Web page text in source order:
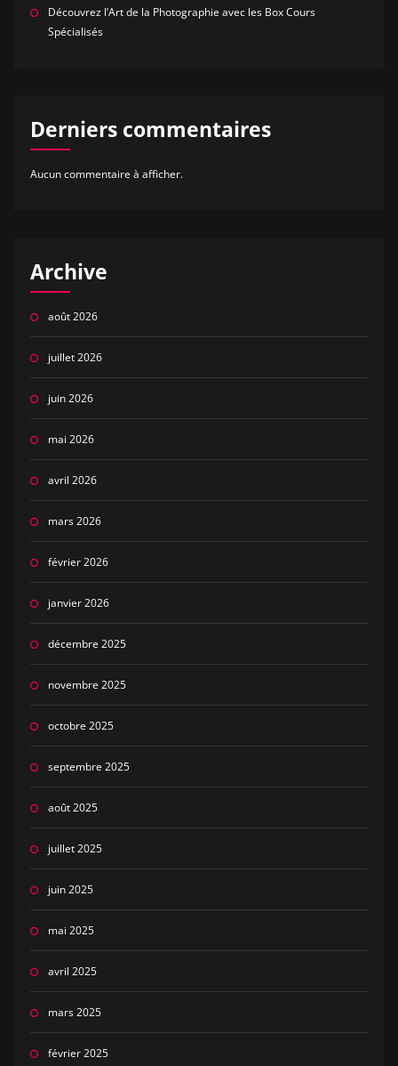
Découvrez l’Art de la Photographie avec les Box Cours
Spécialisés
Derniers commentaires
Aucun commentaire à afficher.
Archive
août 2026
juillet 2026
juin 2026
mai 2026
avril 2026
mars 2026
février 2026
janvier 2026
décembre 2025
novembre 2025
octobre 2025
septembre 2025
août 2025
juillet 2025
juin 2025
mai 2025
avril 2025
mars 2025
février 2025